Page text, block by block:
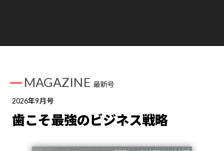
MAGAZINE 最新号
2026年9月号
歯こそ最強のビジネス戦略